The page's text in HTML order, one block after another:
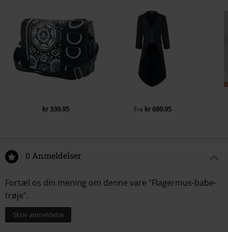
kr 339.95 Fra kr 689.95
0 Anmeldelser
Fortæl os din mening om denne vare "Flagermus-babe-
trøje".
Skriv anmeldelse